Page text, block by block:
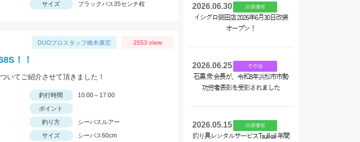
サイズ ブラックバス35センチ程
DUOプロスタッフ橋本康宏 2553 view
！！
いてご紹介させて頂きました！
釣行時間
10:00～17:00
ポイント
釣り方
シーバスルアー
サイズ シーバス60cm
2026.06.30 店舗情報
イシグロ磐田店 2026年6月30日改装
オープン！
2026.06.25 その他
石黒 衆 会長が、令和8年浜松市市勢
功労者表彰を受彰されました
2026.05.15 店舗情報
釣り具レンタルサービスTsulikali 年間